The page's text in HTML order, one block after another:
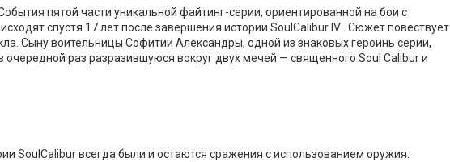
пятой части уникальной файтинг-серии, ориентированной на бои с
спустя 17 лет после завершения истории SoulCalibur IV . Сюжет повествует
Сыну воительницы Софитии Александры, одной из знаковых героинь серии,
очередной раз разразившуюся вокруг двух мечей — священного Soul Calibur и
SoulCalibur всегда были и остаются сражения с использованием оружия.